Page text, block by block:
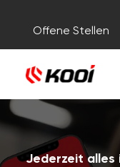
Offene Stellen
Jederzeit alles